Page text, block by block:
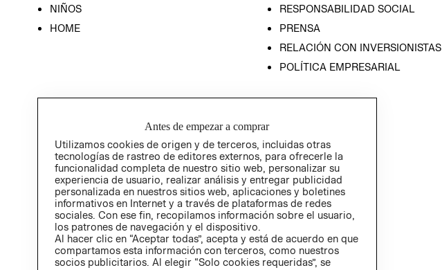
NIÑOS
HOME
RESPONSABILIDAD SOCIAL
PRENSA
RELACIÓN CON INVERSIONISTAS
POLÍTICA EMPRESARIAL
Antes de empezar a comprar
Utilizamos cookies de origen y de terceros, incluidas otras
tecnologías de rastreo de editores externos, para ofrecerle la
funcionalidad completa de nuestro sitio web, personalizar su
experiencia de usuario, realizar análisis y entregar publicidad
personalizada en nuestros sitios web, aplicaciones y boletines
informativos en Internet y a través de plataformas de redes
sociales. Con ese fin, recopilamos información sobre el usuario,
los patrones de navegación y el dispositivo.
Al hacer clic en “Aceptar todas”, acepta y está de acuerdo en que
compartamos esta información con terceros, como nuestros
socios publicitarios. Al elegir “Solo cookies requeridas”, se